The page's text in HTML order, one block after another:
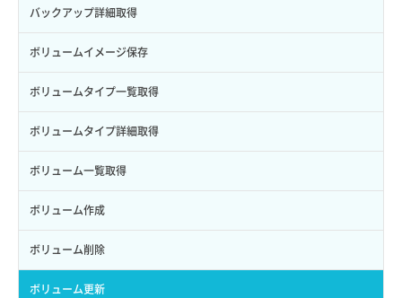
サブユーザー詳細取得
トークン発行
パーミッション一覧取得
ロールからパーミッションを紐づけ解除
ロールにパーミッションを紐づけ
ロール一覧取得
ロール作成
ロール削除
バックアップ詳細取得
ボリュームイメージ保存
ボリュームタイプ一覧取得
ボリュームタイプ詳細取得
ボリューム一覧取得
ボリューム作成
ボリューム削除
ボリューム更新